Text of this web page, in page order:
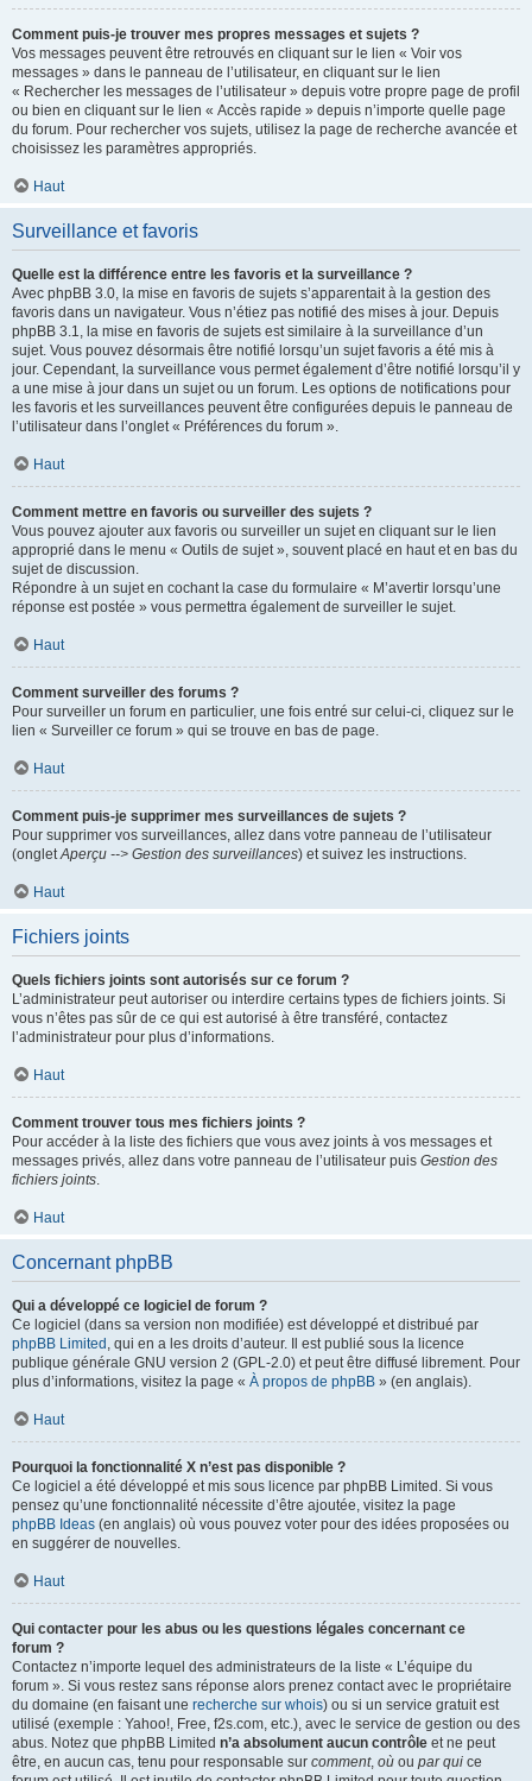
Comment puis-je trouver mes propres messages et sujets ?
Vos messages peuvent être retrouvés en cliquant sur le lien « Voir vos
messages » dans le panneau de l’utilisateur, en cliquant sur le lien
« Rechercher les messages de l’utilisateur » depuis votre propre page de profil
ou bien en cliquant sur le lien « Accès rapide » depuis n’importe quelle page
du forum. Pour rechercher vos sujets, utilisez la page de recherche avancée et
choisissez les paramètres appropriés.
Haut
Surveillance et favoris
Quelle est la différence entre les favoris et la surveillance ?
Avec phpBB 3.0, la mise en favoris de sujets s’apparentait à la gestion des
favoris dans un navigateur. Vous n’étiez pas notifié des mises à jour. Depuis
phpBB 3.1, la mise en favoris de sujets est similaire à la surveillance d’un
sujet. Vous pouvez désormais être notifié lorsqu’un sujet favoris a été mis à
jour. Cependant, la surveillance vous permet également d’être notifié lorsqu’il y
a une mise à jour dans un sujet ou un forum. Les options de notifications pour
les favoris et les surveillances peuvent être configurées depuis le panneau de
l’utilisateur dans l’onglet « Préférences du forum ».
Haut
Comment mettre en favoris ou surveiller des sujets ?
Vous pouvez ajouter aux favoris ou surveiller un sujet en cliquant sur le lien
approprié dans le menu « Outils de sujet », souvent placé en haut et en bas du
sujet de discussion.
Répondre à un sujet en cochant la case du formulaire « M’avertir lorsqu’une
réponse est postée » vous permettra également de surveiller le sujet.
Haut
Comment surveiller des forums ?
Pour surveiller un forum en particulier, une fois entré sur celui-ci, cliquez sur le
lien « Surveiller ce forum » qui se trouve en bas de page.
Haut
Comment puis-je supprimer mes surveillances de sujets ?
Pour supprimer vos surveillances, allez dans votre panneau de l’utilisateur
(ongletAperçu --> Gestion des surveillances) et suivez les instructions.
Haut
Fichiers joints
Quels fichiers joints sont autorisés sur ce forum ?
L’administrateur peut autoriser ou interdire certains types de fichiers joints. Si
vous n’êtes pas sûr de ce qui est autorisé à être transféré, contactez
l’administrateur pour plus d’informations.
Haut
Comment trouver tous mes fichiers joints ?
Pour accéder à la liste des fichiers que vous avez joints à vos messages et
messages privés, allez dans votre panneau de l’utilisateur puis Gestion des
fichiers joints.
Haut
Concernant phpBB
Qui a développé ce logiciel de forum ?
Ce logiciel (dans sa version non modifiée) est développé et distribué par
phpBB Limited , qui en a les droits d’auteur. Il est publié sous la licence
publique générale GNU version 2 (GPL-2.0) et peut être diffusé librement. Pour
plus d’informations, visitez la page « À propos de phpBB » (en anglais).
Haut
Pourquoi la fonctionnalité X n’est pas disponible ?
Ce logiciel a été développé et mis sous licence par phpBB Limited. Si vous
pensez qu’une fonctionnalité nécessite d’être ajoutée, visitez la page
phpBB Ideas (en anglais) où vous pouvez voter pour des idées proposées ou
en suggérer de nouvelles.
Haut
Qui contacter pour les abus ou les questions légales concernant ce
forum ?
Contactez n’importe lequel des administrateurs de la liste « L’équipe du
forum ». Si vous restez sans réponse alors prenez contact avec le propriétaire
du domaine (en faisant une recherche sur whois) ou si un service gratuit est
utilisé (exemple : Yahoo!, Free, f2s.com, etc.), avec le service de gestion ou des
abus. Notez que phpBB Limited n’a absolument aucun contrôle et ne peut
être, en aucun cas, tenu pour responsable sur comment, où ou par qui ce